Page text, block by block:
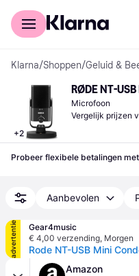
Voor shoppers
Klarna/Shoppen/Geluid &
+2
RØDE NT-
Microfoon
Vergelijk prijzen
Probeer flexibele betalingen met
Aanbevolen
advertentie
Gear4music
€ 4,00 verzending, Morgen
Rode NT-USB Mini
Amazon